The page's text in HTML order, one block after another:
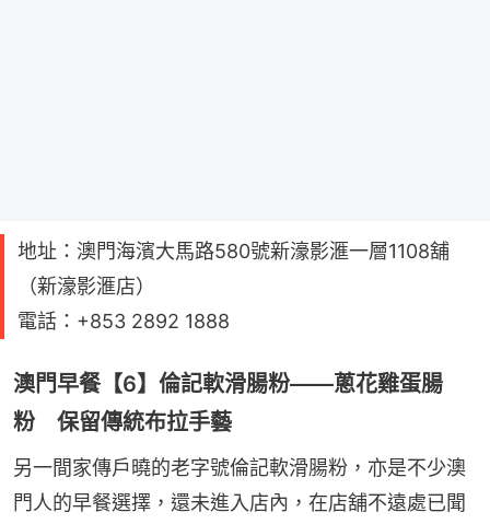
地址：澳門海濱大馬路580號新濠影滙一層1108舖
（新濠影滙店）
電話：+853 2892 1888
澳門早餐【6】倫記軟滑腸粉——蔥花雞蛋腸
粉 保留傳統布拉手藝
另一間家傳戶曉的老字號倫記軟滑腸粉，亦是不少澳
門人的早餐選擇，還未進入店內，在店舖不遠處已聞